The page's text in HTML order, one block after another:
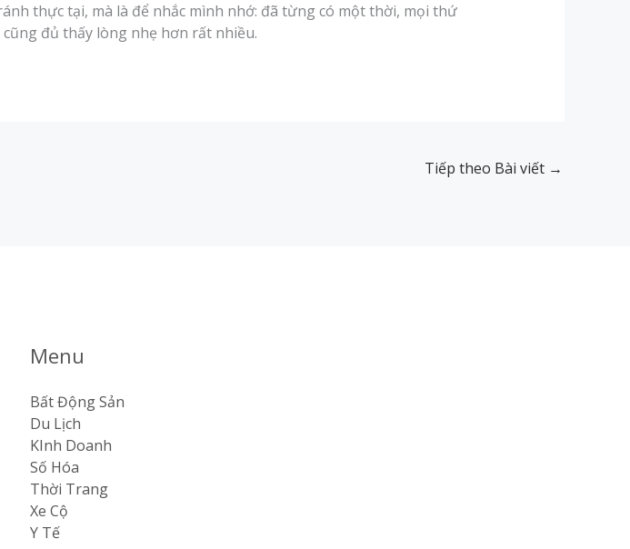
thực tại, mà là để nhắc mình nhớ: đã từng có một thời, mọi thứ
đủ thấy lòng nhẹ hơn rất nhiều.
Tiếp theo Bài viết →
Menu
Bất Động Sản
Du Lịch
KInh Doanh
Số Hóa
Thời Trang
Xe Cộ
Y Tế